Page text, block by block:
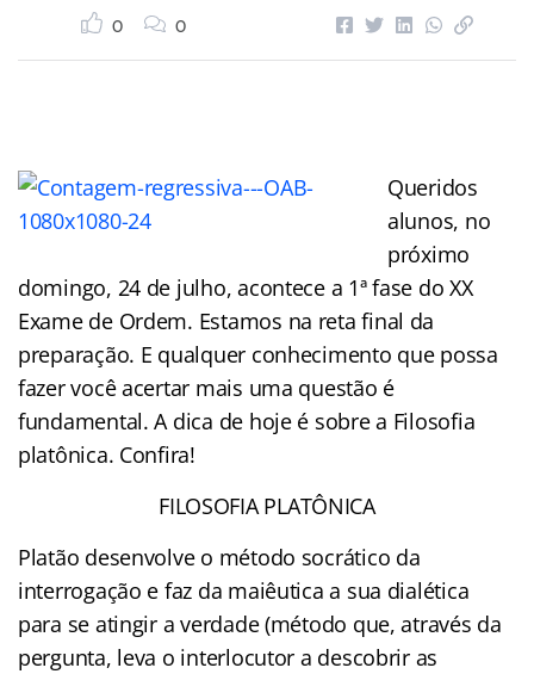
0 0
Queridos
alunos, no
próximo
domingo, 24 de julho, acontece a 1ª fase do XX
Exame de Ordem. Estamos na reta final da
preparação. E qualquer conhecimento que possa
fazer você acertar mais uma questão é
fundamental. A dica de hoje é sobre a Filosofia
platônica. Confira!
FILOSOFIA PLATÔNICA
Platão desenvolve o método socrático da
interrogação e faz da maiêutica a sua dialética
para se atingir a verdade (método que, através da
pergunta, leva o interlocutor a descobrir as